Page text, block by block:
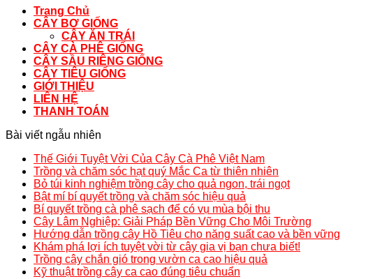
Trang Chủ
CÂY BƠ GIỐNG
CÂY ĂN TRÁI
CÂY CÀ PHÊ GIỐNG
CÂY SẦU RIÊNG GIỐNG
CÂY TIÊU GIỐNG
GIỚI THIỆU
LIÊN HỆ
THANH TOÁN
Bài viết ngẫu nhiên
Thế Giới Tuyệt Vời Của Cây Cà Phê Việt Nam
Trồng và chăm sóc hạt quý Mắc Ca từ thiên nhiên
Bỏ túi kinh nghiệm trồng cây cho quả ngon, trái ngọt
Bật mí bí quyết trồng và chăm sóc hiệu quả
Bí quyết trồng cà phê sạch để có vụ mùa bội thu
Cây Lâm Nghiệp: Giải Pháp Bền Vững Cho Môi Trường
Hướng dẫn trồng cây Hồ Tiêu cho năng suất cao và bền vững
Khám phá lợi ích tuyệt vời từ cây gia vị bạn chưa biết!
Trồng cây chắn gió trong vườn ca cao hiệu quả
Kỹ thuật trồng cây ca cao đúng tiêu chuẩn